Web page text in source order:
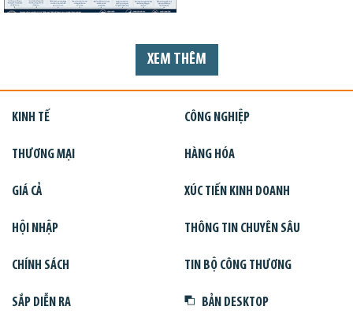
XEM THÊM
KINH TẾ CÔNG NGHIỆP
THƯƠNG MẠI HÀNG HÓA
GIÁ CẢ XÚC TIẾN KINH DOANH
HỘI NHẬP THÔNG TIN CHUYÊN SÂU
CHÍNH SÁCH TIN BỘ CÔNG THƯƠNG
SẮP DIỄN RA BẢN DESKTOP